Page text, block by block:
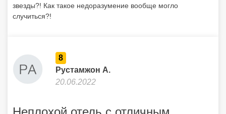
звезды?! Как такое недоразумение вообще могло
случиться?!
8
Рустамжон А.
20.06.2022